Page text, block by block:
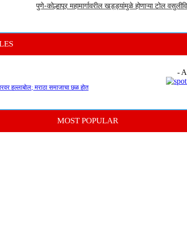
पुणे-कोल्हापूर महामार्गावरील खड्ड्यांमुळे होणाऱ्या टोल
हल्लाबोल; मराठा समाजाचा छळ होत
-
MOST POPULAR